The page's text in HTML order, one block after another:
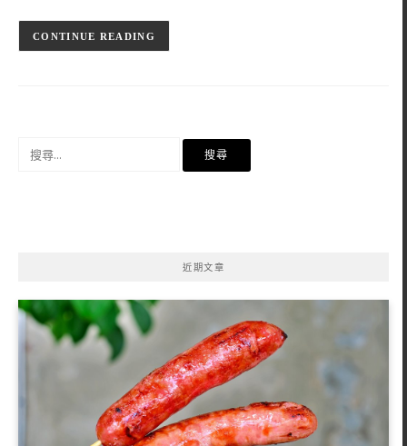
CONTINUE READING
近期文章